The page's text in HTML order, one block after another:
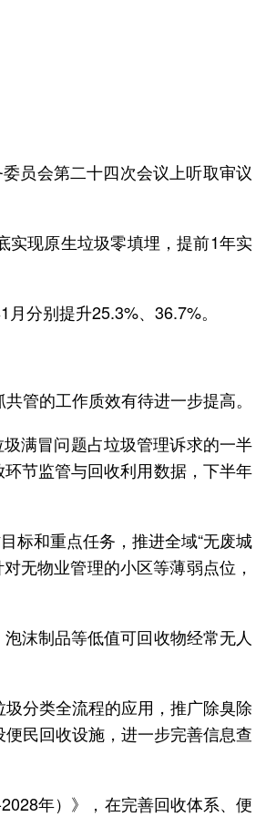
员会第二十四次会议上听取审议
实现原生垃圾零填埋，提前1年实
分别提升25.3%、36.7%。
管的工作质效有待进一步提高。
满冒问题占垃圾管理诉求的一半
节监管与回收利用数据，下半年
标和重点任务，推进全域“无废城
无物业管理的小区等薄弱点位，
沫制品等低值可回收物经常无人
分类全流程的应用，推广除臭除
民回收设施，进一步完善信息查
年）》，在完善回收体系、便